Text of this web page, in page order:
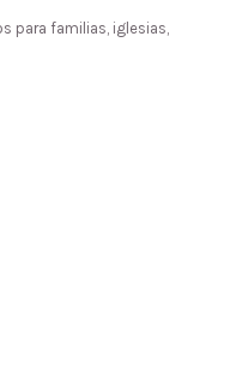
para familias, iglesias,